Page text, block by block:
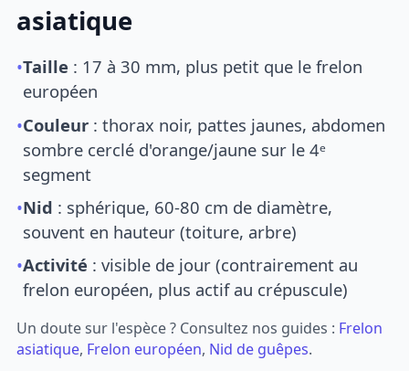
asiatique
•Taille : 17 à 30 mm, plus petit que le frelon
européen
•Couleur : thorax noir, pattes jaunes, abdomen
sombre cerclé d'orange/jaune sur le 4ᵉ
segment
•Nid : sphérique, 60-80 cm de diamètre,
souvent en hauteur (toiture, arbre)
•Activité : visible de jour (contrairement au
frelon européen, plus actif au crépuscule)
Un doute sur l'espèce ? Consultez nos guides : Frelon
asiatique, Frelon européen, Nid de guêpes.